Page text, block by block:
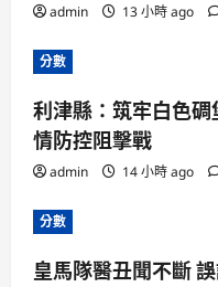
admin 13 小時 ago
分數
利津縣：筑牢白色
情防控阻擊戰
admin 14 小時 ago
分數
皇馬隊醫丑聞不斷